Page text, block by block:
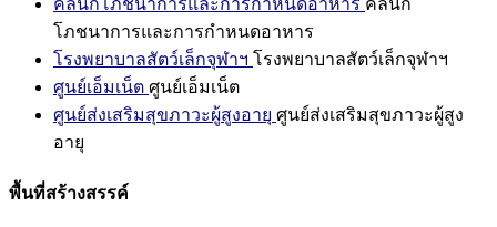
คลินิกโภชนาการและการกำหนดอาหาร คลินิก
โภชนาการและการกำหนดอาหาร
โรงพยาบาลสัตว์เล็กจุฬาฯ โรงพยาบาลสัตว์เล็กจุฬาฯ
ศูนย์เอ็มเน็ต ศูนย์เอ็มเน็ต
ศูนย์ส่งเสริมสุขภาวะผู้สูงอายุ ศูนย์ส่งเสริมสุขภาวะผู้สูง
อายุ
พื้นที่สร้างสรรค์